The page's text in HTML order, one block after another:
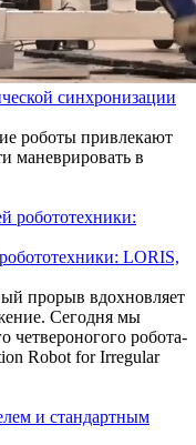
синхронизации
роботы привлекают
маневрировать в
LORIS,
прорыв вдохновляет
Сегодня мы
четвероногого робота-
Robot for Irregular